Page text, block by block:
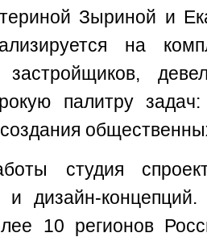
Зыриной и
на
палитру задач:
студия
и дизайн-
10 регионов